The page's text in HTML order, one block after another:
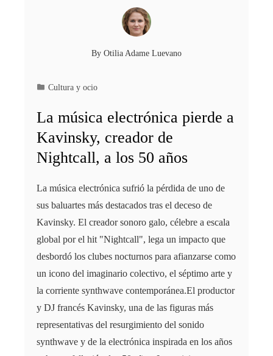
By Otilia Adame Luevano
Cultura y ocio
La música electrónica pierde a
Kavinsky, creador de
Nightcall, a los 50 años
La música electrónica sufrió la pérdida de uno de
sus baluartes más destacados tras el deceso de
Kavinsky. El creador sonoro galo, célebre a escala
global por el hit "Nightcall", lega un impacto que
desbordó los clubes nocturnos para afianzarse como
un icono del imaginario colectivo, el séptimo arte y
la corriente synthwave contemporánea.El productor
y DJ francés Kavinsky, una de las figuras más
representativas del resurgimiento del sonido
synthwave y de la electrónica inspirada en los años